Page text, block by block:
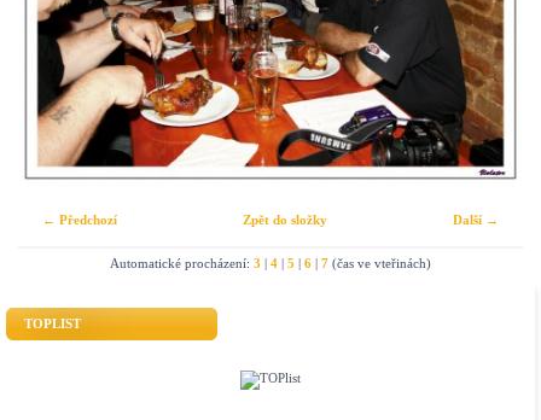
← Předchozí Další →
Zpět do složky
Automatické procházení: 3 | 4 | 5 | 6 | 7 (čas ve vteřinách)
TOPLIST